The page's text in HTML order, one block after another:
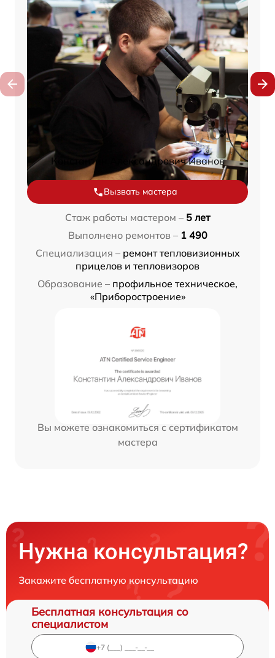
Константин Александрович Иванов
Вызвать мастера
Стаж работы мастером – 5 лет
Выполнено ремонтов – 1 490
Специализация – ремонт тепловизионных
прицелов и тепловизоров
Образование – профильное техническое,
«Приборостроение»
Вы можете ознакомиться с сертификатом
мастера
Нужна консультация?
Закажите бесплатную консультацию
Бесплатная консультация со
специалистом